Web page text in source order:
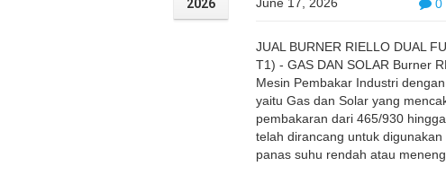
2026
0
JUAL BURNER RIELLO DUAL
T1) - GAS DAN SOLAR Burner
Mesin Pembakar Industri
yaitu Gas dan Solar yang
pembakaran dari 465/930
telah dirancang untuk
panas suhu rendah atau